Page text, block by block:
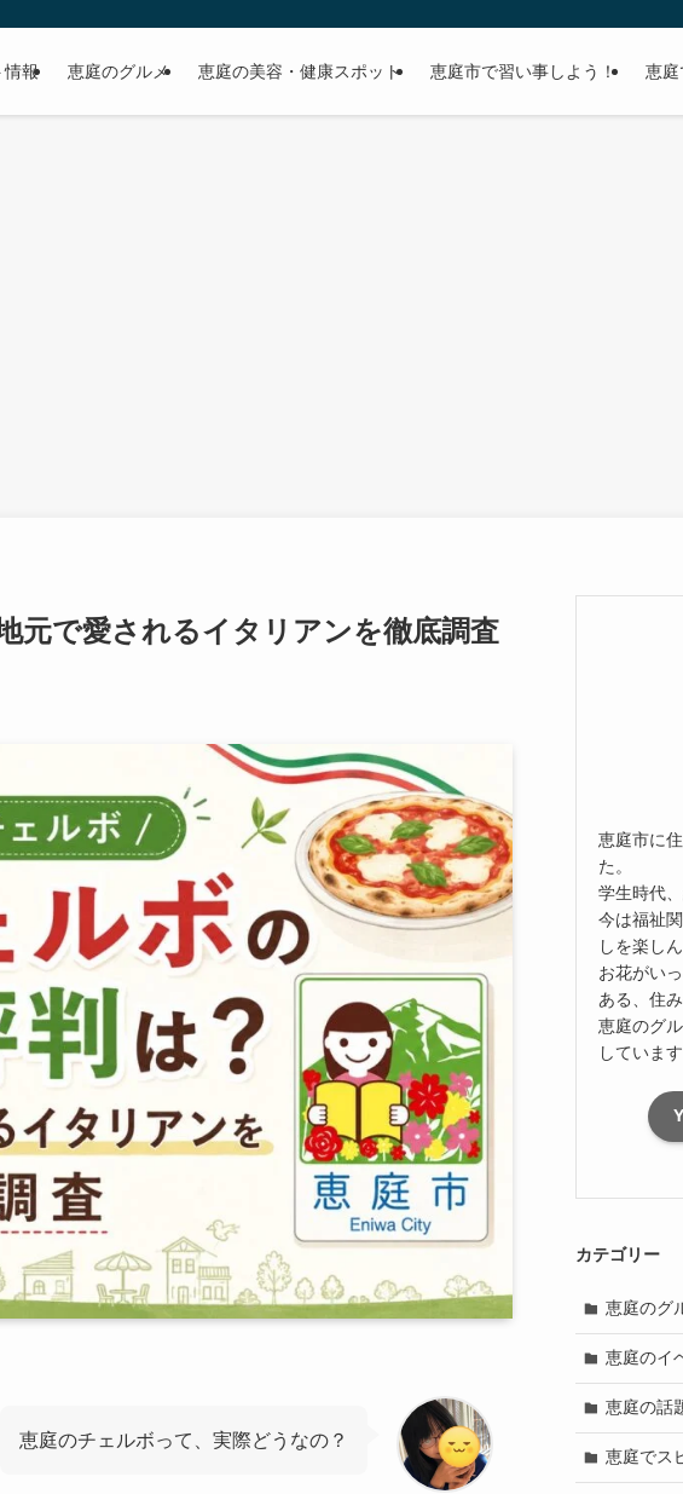
情報 恵庭のグルメ 恵庭の美容・健康スポット 恵庭市で習い事しよう！ 恵庭
元で愛されるイタリアンを徹底調査
恵庭のチェルボって、実際どうなの？
恵庭市に
た。
学生時代
今は福祉
しを楽し
お花がい
ある、住
恵庭のグ
しています
カテゴリー
恵庭のグ
恵庭のイ
恵庭の話
恵庭でス